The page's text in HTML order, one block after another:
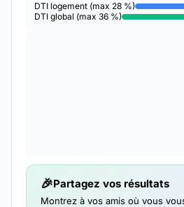
DTI logement (max 28 %)
DTI global (max 36 %)
Partagez vos résultats
Montrez à vos amis où vous